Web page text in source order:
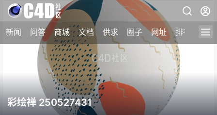
新闻 问答 商城 文档 供求 圈子 网址 排行榜
彩绘禅 250527431